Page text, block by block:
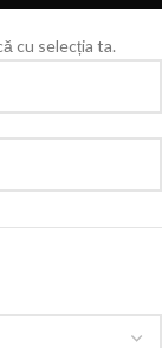
cu selecția ta.